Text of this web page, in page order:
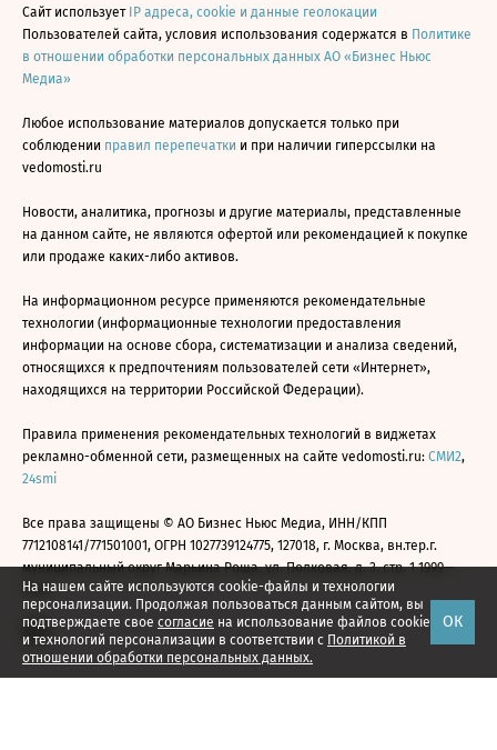
На нашем сайте используются cookie-файлы и технологии
персонализации. Продолжая пользоваться данным сайтом, вы
подтверждаете свое согласие на использование файлов cookie
и технологий персонализации в соответствии с Политикой в
отношении обработки персональных данных.
ОК
Сайт использует IP адреса, cookie и данные геолокации
Пользователей сайта, условия использования содержатся в Политике
в отношении обработки персональных данных АО «Бизнес Ньюс
Медиа»
Любое использование материалов допускается только при
соблюдении правил перепечатки и при наличии гиперссылки на
vedomosti.ru
Новости, аналитика, прогнозы и другие материалы, представленные
на данном сайте, не являются офертой или рекомендацией к покупке
или продаже каких-либо активов.
На информационном ресурсе применяются рекомендательные
технологии (информационные технологии предоставления
информации на основе сбора, систематизации и анализа сведений,
относящихся к предпочтениям пользователей сети «Интернет»,
находящихся на территории Российской Федерации).
Правила применения рекомендательных технологий в виджетах
рекламно-обменной сети, размещенных на сайте vedomosti.ru: СМИ2,
24smi
Все права защищены © АО Бизнес Ньюс Медиа, ИНН/КПП
7712108141/771501001, ОГРН 1027739124775, 127018, г. Москва, вн.тер.г.
муниципальный округ Марьина Роща, ул. Полковая, д. 3, стр. 1 1999—
2026